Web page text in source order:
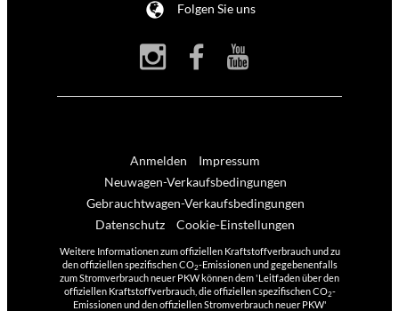
Folgen Sie uns
Anmelden
Impressum
Neuwagen-Verkaufsbedingungen
Gebrauchtwagen-Verkaufsbedingungen
Datenschutz
Cookie-Einstellungen
Weitere Informationen zum offiziellen Kraftstoffverbrauch und zu
den offiziellen spezifischen CO2-Emissionen und gegebenenfalls
zum Stromverbrauch neuer PKW können dem 'Leitfaden über den
offiziellen Kraftstoffverbrauch, die offiziellen spezifischen CO2-
Emissionen und den offiziellen Stromverbrauch neuer PKW'